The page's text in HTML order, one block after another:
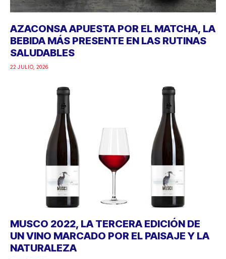
AZACONSA APUESTA POR EL MATCHA, LA
BEBIDA MÁS PRESENTE EN LAS RUTINAS
SALUDABLES
22 JULIO, 2026
MUSCO 2022, LA TERCERA EDICIÓN DE
UN VINO MARCADO POR EL PAISAJE Y LA
NATURALEZA